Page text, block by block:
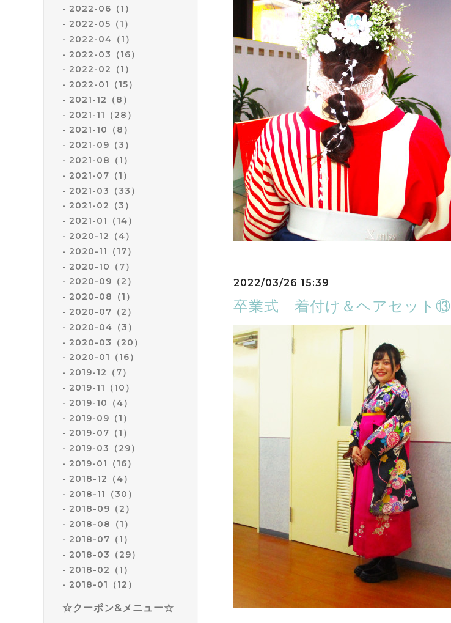
2022-06（1）
2022-05（1）
2022-04（1）
2022-03（16）
2022-02（1）
2022-01（15）
2021-12（8）
2021-11（28）
2021-10（8）
2021-09（3）
2021-08（1）
2021-07（1）
2021-03（33）
2021-02（3）
2021-01（14）
2020-12（4）
2020-11（17）
2020-10（7）
2020-09（2）
2020-08（1）
2020-07（2）
2020-04（3）
2020-03（20）
2020-01（16）
2019-12（7）
2019-11（10）
2019-10（4）
2019-09（1）
2019-07（1）
2019-03（29）
2019-01（16）
2018-12（4）
2018-11（30）
2018-09（2）
2018-08（1）
2018-07（1）
2018-03（29）
2018-02（1）
2018-01（12）
☆クーポン&メニュー☆
2022/03/26 15:39
卒業式 着付け＆ヘアセット⑬